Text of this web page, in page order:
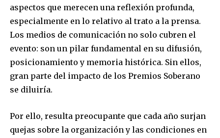
aspectos que merecen una reflexión profunda,
especialmente en lo relativo al trato a la prensa.
Los medios de comunicación no solo cubren el
evento: son un pilar fundamental en su difusión,
posicionamiento y memoria histórica. Sin ellos,
gran parte del impacto de los Premios Soberano
se diluiría.
Por ello, resulta preocupante que cada año surjan
quejas sobre la organización y las condiciones en